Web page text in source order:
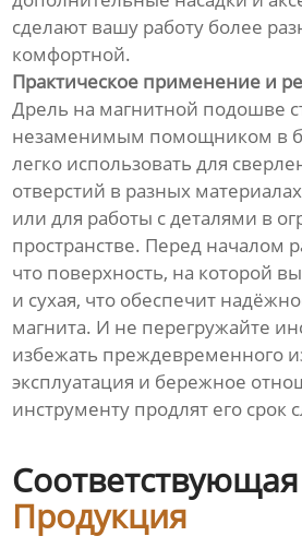
сделают вашу работу более
комфортной.
Практическое применение и
Дрель на магнитной подошве
незаменимым помощником в
легко использовать для
отверстий в разных
или для работы с деталями в
пространстве. Перед началом
что поверхность, на которой
и сухая, что обеспечит
магнита. И не перегружайте
избежать преждевременного
эксплуатация и бережное
инструменту продлят его срок
Соответствующая
Продукция